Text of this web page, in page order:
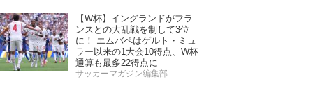
【W杯】イングランドがフラ
ンスとの大乱戦を制して3位
に！ エムバペはゲルト・ミュ
ラー以来の1大会10得点、W杯
通算も最多22得点に
サッカーマガジン編集部